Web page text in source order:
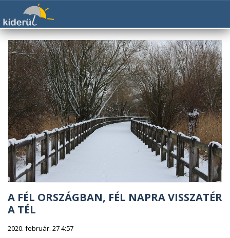
A FÉL ORSZÁGBAN, FÉL NAPRA VISSZATÉR
A TÉL
2020. február. 27 4:57